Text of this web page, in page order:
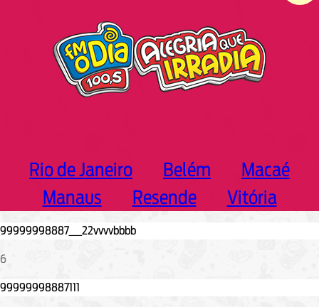
Rio de Janeiro Belém
Macaé
Manaus
Resende Vitória
6